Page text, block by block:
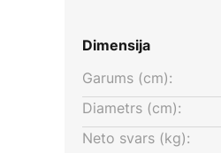
Dimensija
Garums (cm):
Diametrs (cm):
Neto svars (kg):